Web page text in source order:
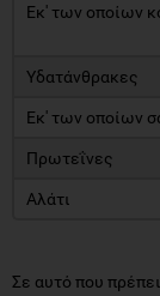
Εκ' των οποίων
Υδατάνθρακες
Εκ' των οποίων
Πρωτεΐνες
Αλάτι
Σε αυτό που